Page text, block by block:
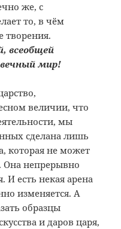
же, с
то, в чём
творения.
всеобщей
мир!
величии, что
мы
сделана лишь
которая не может
Она непрерывно
И есть некая арена
изменяется. А
образцы
и даров царя,